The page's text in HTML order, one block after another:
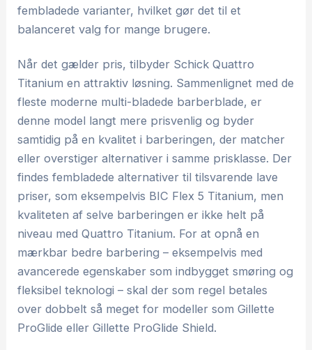
fembladede varianter, hvilket gør det til et
balanceret valg for mange brugere.
Når det gælder pris, tilbyder Schick Quattro
Titanium en attraktiv løsning. Sammenlignet med de
fleste moderne multi-bladede barberblade, er
denne model langt mere prisvenlig og byder
samtidig på en kvalitet i barberingen, der matcher
eller overstiger alternativer i samme prisklasse. Der
findes fembladede alternativer til tilsvarende lave
priser, som eksempelvis BIC Flex 5 Titanium, men
kvaliteten af selve barberingen er ikke helt på
niveau med Quattro Titanium. For at opnå en
mærkbar bedre barbering – eksempelvis med
avancerede egenskaber som indbygget smøring og
fleksibel teknologi – skal der som regel betales
over dobbelt så meget for modeller som Gillette
ProGlide eller Gillette ProGlide Shield.